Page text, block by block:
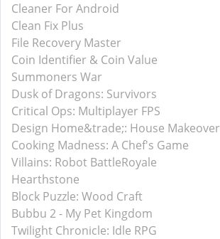
Cleaner For Android
Clean Fix Plus
File Recovery Master
Coin Identifier & Coin Value
Summoners War
Dusk of Dragons: Survivors
Critical Ops: Multiplayer FPS
Design Home&trade;: House Makeover
Cooking Madness: A Chef's Game
Villains: Robot BattleRoyale
Hearthstone
Block Puzzle: Wood Craft
Bubbu 2 - My Pet Kingdom
Twilight Chronicle: Idle RPG